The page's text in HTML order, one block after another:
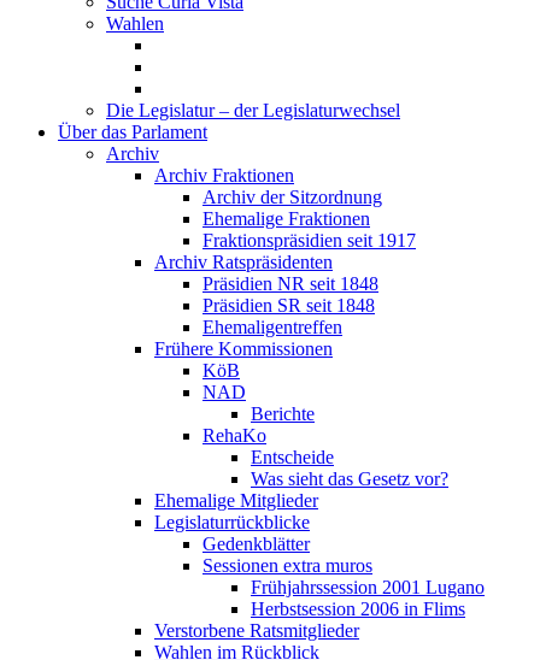
Wahlen
Die Legislatur – der Legislaturwechsel
Über das Parlament
Archiv
Archiv Fraktionen
Archiv der Sitzordnung
Ehemalige Fraktionen
Fraktionspräsidien seit 1917
Archiv Ratspräsidenten
Präsidien NR seit 1848
Präsidien SR seit 1848
Ehemaligentreffen
Frühere Kommissionen
KöB
NAD
Berichte
RehaKo
Entscheide
Was sieht das Gesetz vor?
Ehemalige Mitglieder
Legislaturrückblicke
Gedenkblätter
Sessionen extra muros
Frühjahrssession 2001 Lugano
Herbstsession 2006 in Flims
Verstorbene Ratsmitglieder
Wahlen im Rückblick